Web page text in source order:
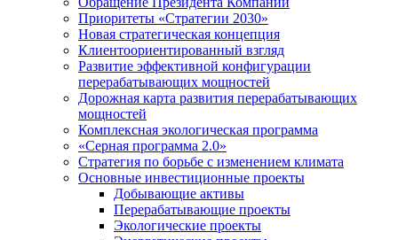
Приоритеты «Стратегии 2030»
Новая стратегическая концепция
Клиентоориентированный взгляд
Развитие эффективной конфигурации
перерабатывающих мощностей
Дорожная карта развития перерабатывающих
мощностей
Комплексная экологическая программа
«Серная программа 2.0»
Стратегия по борьбе с изменением климата
Основные инвестиционные проекты
Добывающие активы
Перерабатывающие проекты
Экологические проекты